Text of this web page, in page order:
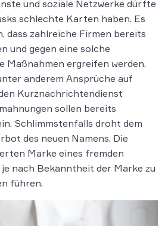
und soziale Netzwerke dürfte
schlechte Karten haben. Es
dass zahlreiche Firmen bereits
und gegen eine solche
Maßnahmen ergreifen werden.
anderem Ansprüche auf
Kurznachrichtendienst
sollen bereits
Schlimmstenfalls droht dem
des neuen Namens. Die
Marke eines fremden
nach Bekanntheit der Marke zu
führen.